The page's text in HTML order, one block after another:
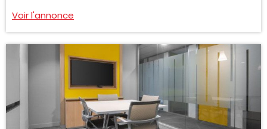
Voir l'annonce